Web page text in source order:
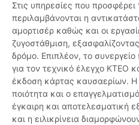
Στις υπηρεσίες που προσφέρει
περιλαμβάνονται η
αμορτισέρ καθώς και οι
ζυγοστάθμιση,
δρόμο. Επιπλέον, το συνεργείο
για τον τεχνικό έλεγχο ΚΤΕΟ
έκδοση κάρτας καυσαερίων.
ποιότητα και ο
έγκαιρη και αποτελεσματική
και η ειλικρίνεια